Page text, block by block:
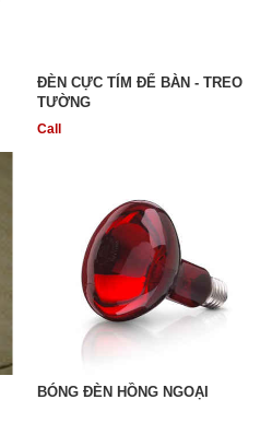
ĐÈN CỰC TÍM ĐỂ BÀN - TREO
TƯỜNG
Call
BÓNG ĐÈN HỒNG NGOẠI